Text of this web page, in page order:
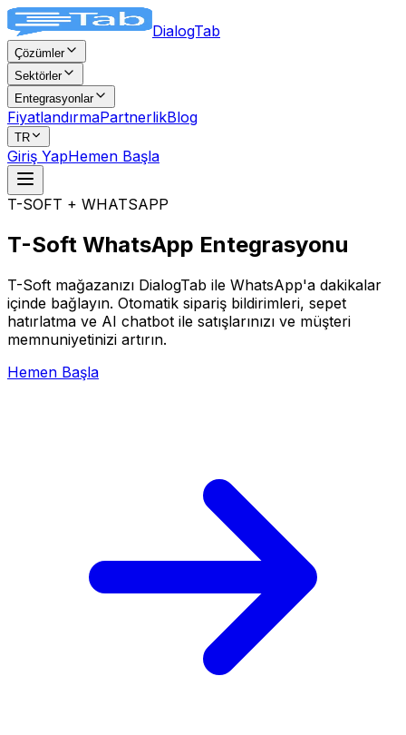
DialogTab
Çözümler
Sektörler
Entegrasyonlar
FiyatlandırmaPartnerlikBlog
TR
Giriş YapHemen Başla
T-SOFT + WHATSAPP
T-Soft WhatsApp Entegrasyonu
T-Soft mağazanızı DialogTab ile WhatsApp'a dakikalar
içinde bağlayın. Otomatik sipariş bildirimleri, sepet
hatırlatma ve AI chatbot ile satışlarınızı ve müşteri
memnuniyetinizi artırın.
Hemen Başla